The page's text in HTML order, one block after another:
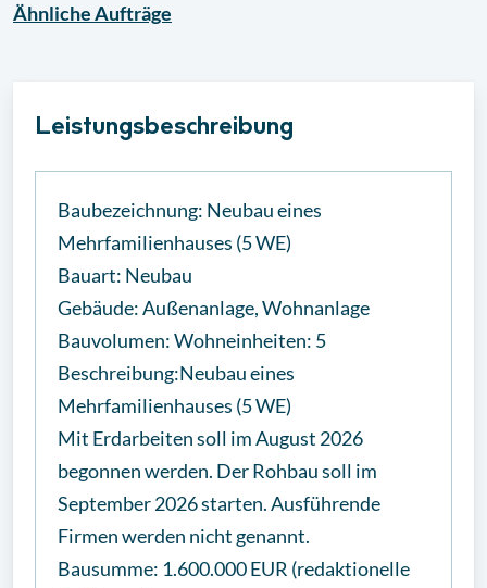
ÄhnlicheAufträge
Leistungsbeschreibung
Baubezeichnung: Neubau eines
Mehrfamilienhauses (5 WE)
Bauart: Neubau
Gebäude: Außenanlage, Wohnanlage
Bauvolumen: Wohneinheiten: 5
Beschreibung:Neubau eines
Mehrfamilienhauses (5 WE)
Mit Erdarbeiten soll im August 2026
begonnen werden. Der Rohbau soll im
September 2026 starten. Ausführende
Firmen werden nicht genannt.
Bausumme: 1.600.000 EUR (redaktionelle